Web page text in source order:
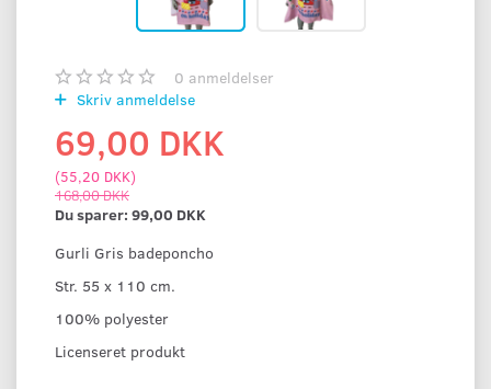
0 anmeldelser
Skriv anmeldelse
69,00 DKK
(55,20 DKK)
168,00 DKK
Du sparer: 99,00 DKK
Gurli Gris badeponcho
Str. 55 x 110 cm.
100% polyester
Licenseret produkt